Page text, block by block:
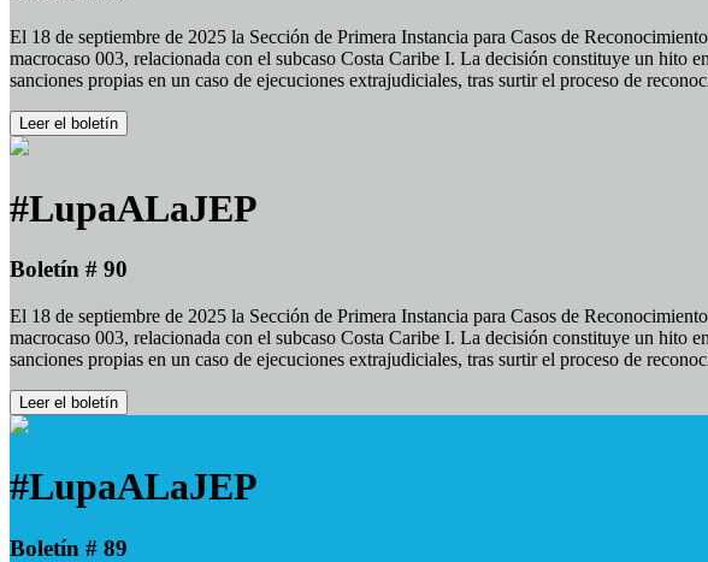
El 18 de septiembre de 2025 la Sección de Primera Instancia para Casos de
macrocaso 003, relacionada con el subcaso Costa Caribe I. La decisión constituye un
sanciones propias en un caso de ejecuciones extrajudiciales, tras surtir el proceso de
Leer el boletín
#LupaALaJEP
Boletín # 90
El 18 de septiembre de 2025 la Sección de Primera Instancia para Casos de
macrocaso 003, relacionada con el subcaso Costa Caribe I. La decisión constituye un
sanciones propias en un caso de ejecuciones extrajudiciales, tras surtir el proceso de
Leer el boletín
#LupaALaJEP
Boletín # 89